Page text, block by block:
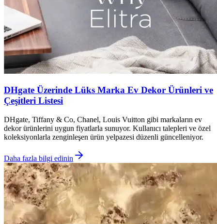
DHgate Üzerinde Lüks Marka Ev Dekor Ürünleri ve
Çeşitleri Listesi
DHgate, Tiffany & Co, Chanel, Louis Vuitton gibi markaların ev
dekor ürünlerini uygun fiyatlarla sunuyor. Kullanıcı talepleri ve özel
koleksiyonlarla zenginleşen ürün yelpazesi düzenli güncelleniyor.
Daha fazla bilgi edinin